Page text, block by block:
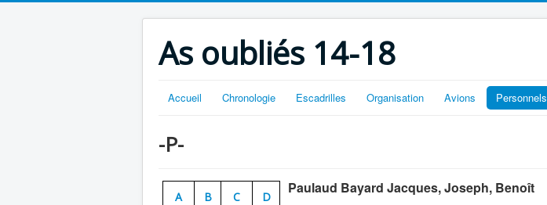
As oubliés 14-18
Accueil Chronologie Escadrilles Organisation Avions Personnels
-P-
A B C D
Paulaud Bayard Jacques, Joseph, Benoît